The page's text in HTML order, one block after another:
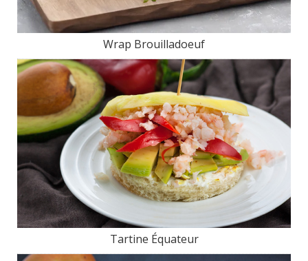
Wrap Brouilladoeuf
Tartine Équateur